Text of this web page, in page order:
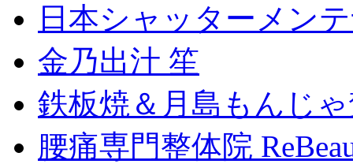
日本シャッターメン
金乃出汁 笙
鉄板焼＆月島もんじ
腰痛専門整体院